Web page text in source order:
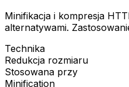
Minifikacja i kompresja
alternatywami.
Technika
Redukcja rozmiaru
Stosowana przy
Minification